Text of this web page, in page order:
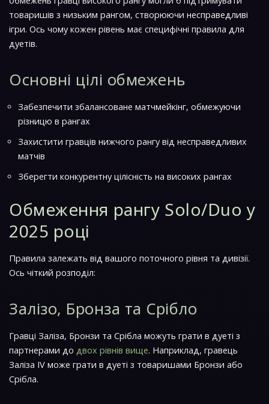
товаришів з низьким рангом, створюючи несправедливі
ігри. Ось чому кожен рівень має специфічні правила для
дуетів.
Основні цілі обмежень
Забезпечити збалансоване матчмейкінг, обмежуючи
різницю в рангах
Захистити гравців нижчого рангу від несправедливих
матчів
Зберегти конкурентну цілісність на високих рангах
Обмеження рангу Solo/Duo у
2025 році
Правила залежать від вашого поточного рівня та дивізії.
Ось чіткий розподіл:
Залізо, Бронза та Срібло
Гравці Заліза, Бронзи та Срібла можуть грати в дуеті з
партнерами до двох рівнів вище. Наприклад, гравець
Заліза IV може грати в дуеті з товаришами Бронзи або
Срібла.